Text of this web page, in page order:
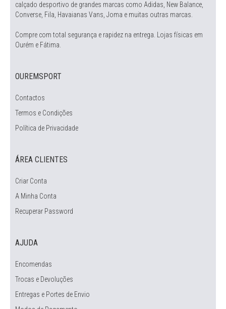
calçado desportivo de grandes marcas como Adidas, New Balance,
Converse, Fila, Havaianas Vans, Joma e muitas outras marcas.
Compre com total segurança e rapidez na entrega. Lojas físicas em
Ourém e Fátima.
OUREMSPORT
Contactos
Termos e Condições
Política de Privacidade
ÁREA CLIENTES
Criar Conta
A Minha Conta
Recuperar Password
AJUDA
Encomendas
Trocas e Devoluções
Entregas e Portes de Envio